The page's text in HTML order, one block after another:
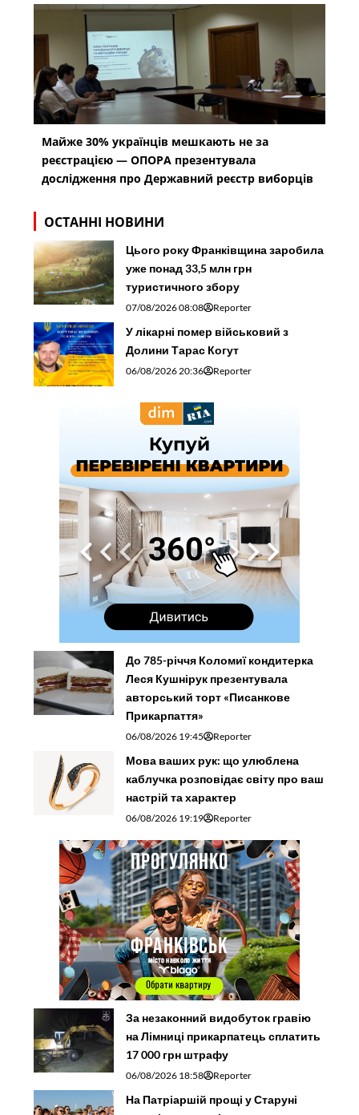
Майже 30% українців мешкають не за
реєстрацією — ОПОРА презентувала
дослідження про Державний реєстр виборців
ОСТАННІ НОВИНИ
Цього року Франківщина заробила
уже понад 33,5 млн грн
туристичного збору
07/08/2026 08:08 Reporter
У лікарні помер військовий з
Долини Тарас Когут
06/08/2026 20:36 Reporter
До 785-річчя Коломиї кондитерка
Леся Кушнірук презентувала
авторський торт «Писанкове
Прикарпаття»
06/08/2026 19:45 Reporter
Мова ваших рук: що улюблена
каблучка розповідає світу про ваш
настрій та характер
06/08/2026 19:19 Reporter
За незаконний видобуток гравію
на Лімниці прикарпатець сплатить
17 000 грн штрафу
06/08/2026 18:58 Reporter
На Патріаршій прощі у Старуні